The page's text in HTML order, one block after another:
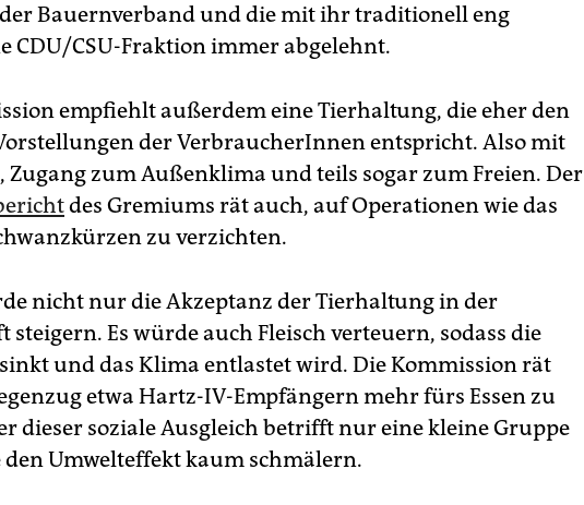
Bauernverband und die mit ihr traditionell eng
CDU/CSU-Fraktion immer abgelehnt.
empfiehlt außerdem eine Tierhaltung, die eher den
der VerbraucherInnen entspricht. Also mit
Zugang zum Außenklima und teils sogar zum Freien. Der
des Gremiums rät auch, auf Operationen wie das
zu verzichten.
nicht nur die Akzeptanz der Tierhaltung in der
steigern. Es würde auch Fleisch verteuern, sodass die
und das Klima entlastet wird. Die Kommission rät
etwa Hartz-IV-Empfängern mehr fürs Essen zu
dieser soziale Ausgleich betrifft nur eine kleine Gruppe
Umwelteffekt kaum schmälern.